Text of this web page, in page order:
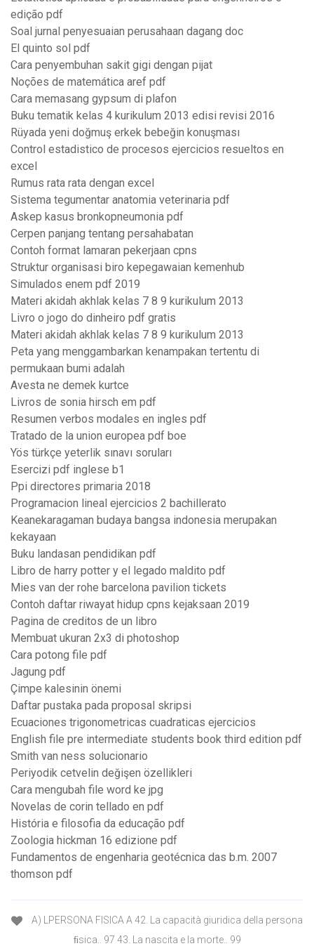
edição pdf
Soal jurnal penyesuaian perusahaan dagang doc
El quinto sol pdf
Cara penyembuhan sakit gigi dengan pijat
Noções de matemática aref pdf
Cara memasang gypsum di plafon
Buku tematik kelas 4 kurikulum 2013 edisi revisi 2016
Rüyada yeni doğmuş erkek bebeğin konuşması
Control estadistico de procesos ejercicios resueltos en
excel
Rumus rata rata dengan excel
Sistema tegumentar anatomia veterinaria pdf
Askep kasus bronkopneumonia pdf
Cerpen panjang tentang persahabatan
Contoh format lamaran pekerjaan cpns
Struktur organisasi biro kepegawaian kemenhub
Simulados enem pdf 2019
Materi akidah akhlak kelas 7 8 9 kurikulum 2013
Livro o jogo do dinheiro pdf gratis
Materi akidah akhlak kelas 7 8 9 kurikulum 2013
Peta yang menggambarkan kenampakan tertentu di
permukaan bumi adalah
Avesta ne demek kurtce
Livros de sonia hirsch em pdf
Resumen verbos modales en ingles pdf
Tratado de la union europea pdf boe
Yös türkçe yeterlik sınavı soruları
Esercizi pdf inglese b1
Ppi directores primaria 2018
Programacion lineal ejercicios 2 bachillerato
Keanekaragaman budaya bangsa indonesia merupakan
kekayaan
Buku landasan pendidikan pdf
Libro de harry potter y el legado maldito pdf
Mies van der rohe barcelona pavilion tickets
Contoh daftar riwayat hidup cpns kejaksaan 2019
Pagina de creditos de un libro
Membuat ukuran 2x3 di photoshop
Cara potong file pdf
Jagung pdf
Çimpe kalesinin önemi
Daftar pustaka pada proposal skripsi
Ecuaciones trigonometricas cuadraticas ejercicios
English file pre intermediate students book third edition pdf
Smith van ness solucionario
Periyodik cetvelin değişen özellikleri
Cara mengubah file word ke jpg
Novelas de corin tellado en pdf
História e filosofia da educação pdf
Zoologia hickman 16 edizione pdf
Fundamentos de engenharia geotécnica das b.m. 2007
thomson pdf
A) LPERSONA FISICA A 42. La capacità giuridica della persona
ﬁsica.. 97 43. La nascita e la morte.. 99